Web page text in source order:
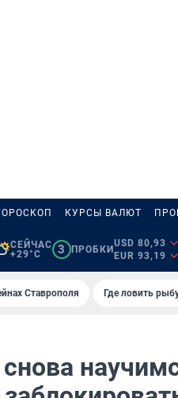
КУРСЫ ВАЛЮТ
СЕЙЧАС
+29°C
3 ПРОБКИ
USD 80,93
EUR 93,19
Ставрополя Где ловить